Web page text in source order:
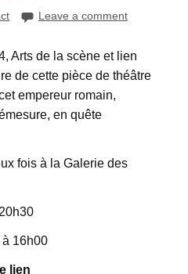
Leave a comment
Arts de la scène et lien
de cette pièce de théâtre
empereur romain,
en quête
fois à la Galerie des
16h00
lien